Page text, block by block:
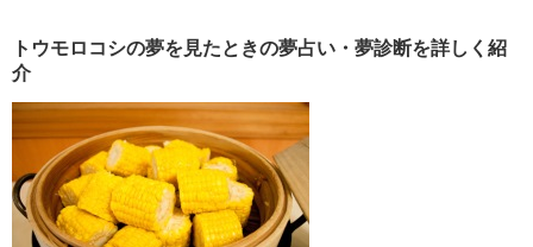
トウモロコシの夢を見たときの夢占い・夢診断を詳しく紹
介